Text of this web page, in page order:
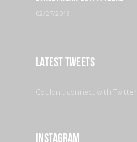
02/27/2018
Latest Tweets
Couldn't connect with Twitter
Instagram